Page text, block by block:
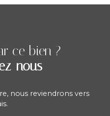
ce bien ?
nous
nous reviendrons vers